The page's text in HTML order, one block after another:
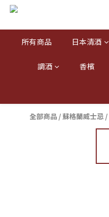
所有商品 日本清酒
調酒 香檳
全部商品 /蘇格蘭威士忌 /